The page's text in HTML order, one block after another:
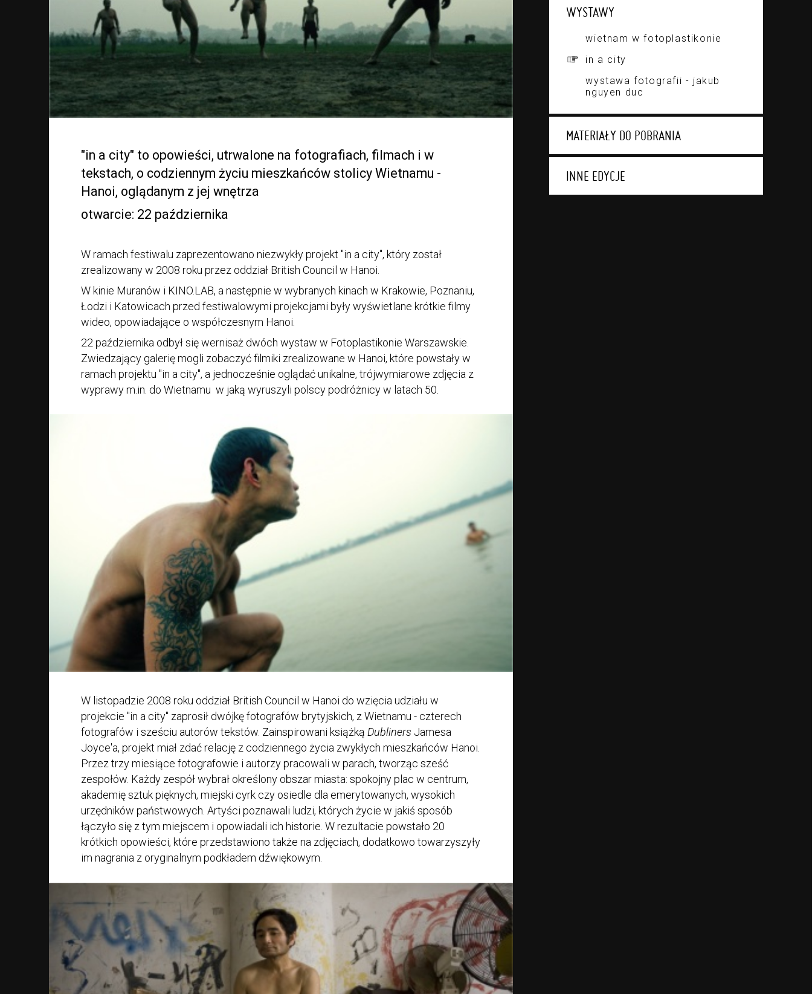
WYSTAWY
wietnam w fotoplastikonie
in a city
wystawa fotografii - jakub
nguyen duc
MATERIAŁY DO POBRANIA
INNE EDYCJE
"in a city" to opowieści, utrwalone na fotografiach, filmach i w
tekstach, o codziennym życiu mieszkańców stolicy Wietnamu -
Hanoi, oglądanym z jej wnętrza
otwarcie: 22 października
W ramach festiwalu zaprezentowano niezwykły projekt "in a city", który został
zrealizowany w 2008 roku przez oddział British Council w Hanoi.
W kinie Muranów i KINO.LAB, a następnie w wybranych kinach w Krakowie, Poznaniu,
Łodzi i Katowicach przed festiwalowymi projekcjami były wyświetlane krótkie filmy
wideo, opowiadające o współczesnym Hanoi.
22 października odbył się wernisaż dwóch wystaw w Fotoplastikonie Warszawskie.
Zwiedzający galerię mogli zobaczyć filmiki zrealizowane w Hanoi, które powstały w
ramach projektu "in a city", a jednocześnie oglądać unikalne, trójwymiarowe zdjęcia z
wyprawy m.in. do Wietnamu w jaką wyruszyli polscy podróżnicy w latach 50.
W listopadzie 2008 roku oddział British Council w Hanoi do wzięcia udziału w
projekcie "in a city" zaprosił dwójkę fotografów brytyjskich, z Wietnamu - czterech
fotografów i sześciu autorów tekstów. Zainspirowani książką Dubliners Jamesa
Joyce'a, projekt miał zdać relację z codziennego życia zwykłych mieszkańców Hanoi.
Przez trzy miesiące fotografowie i autorzy pracowali w parach, tworząc sześć
zespołów. Każdy zespół wybrał określony obszar miasta: spokojny plac w centrum,
akademię sztuk pięknych, miejski cyrk czy osiedle dla emerytowanych, wysokich
urzędników państwowych. Artyści poznawali ludzi, których życie w jakiś sposób
łączyło się z tym miejscem i opowiadali ich historie. W rezultacie powstało 20
krótkich opowieści, które przedstawiono także na zdjęciach, dodatkowo towarzyszyły
im nagrania z oryginalnym podkładem dźwiękowym.